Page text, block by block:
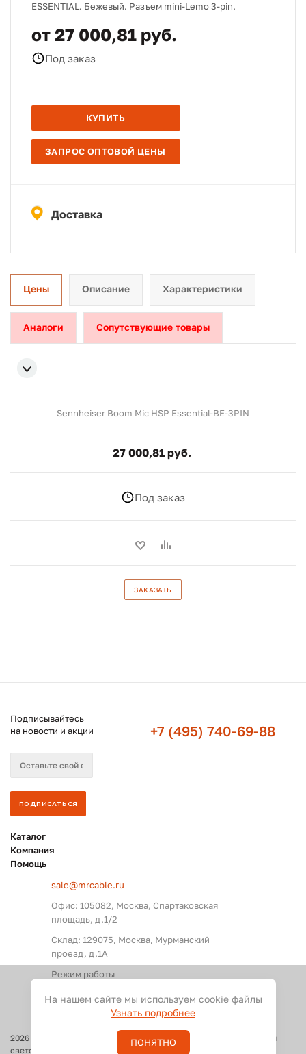
ESSENTIAL. Бежевый. Разъем mini-Lemo 3-pin.
от 27 000,81 руб.
Под заказ
КУПИТЬ
ЗАПРОС ОПТОВОЙ ЦЕНЫ
Доставка
Цены Описание Характеристики
Аналоги Сопутствующие товары
Sennheiser Boom Mic HSP Essential-BE-3PIN
27 000,81 руб.
Под заказ
ЗАКАЗАТЬ
Подписывайтесь
на новости и акции
+7 (495) 740-69-88
Каталог
Компания
Помощь
sale@mrcable.ru
Офис: 105082, Москва, Спартаковская
площадь, д.1/2
Склад: 129075, Москва, Мурманский
проезд, д.1А
Режим работы
2026
Оптовые поставки кабелей и разъемов для аудио, видео и
светового оборудования
На нашем сайте мы используем cookie файлы
Узнать подробнее
ПОНЯТНО